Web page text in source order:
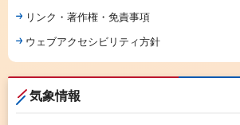
リンク・著作権・免責事項
ウェブアクセシビリティ方針
気象情報